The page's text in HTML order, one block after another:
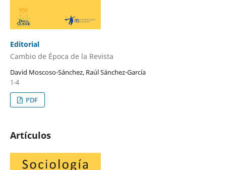
Editorial
Cambio de Época de la Revista
David Moscoso-Sánchez, Raúl Sánchez-García
1-4
PDF
Artículos